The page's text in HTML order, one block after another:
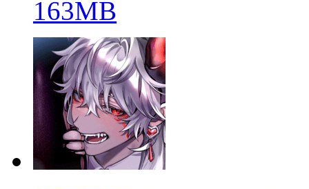
163MB